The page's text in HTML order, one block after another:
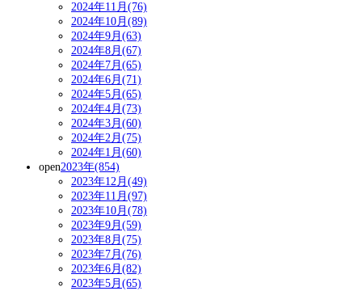
2024年11月(76)
2024年10月(89)
2024年9月(63)
2024年8月(67)
2024年7月(65)
2024年6月(71)
2024年5月(65)
2024年4月(73)
2024年3月(60)
2024年2月(75)
2024年1月(60)
open2023年(854)
2023年12月(49)
2023年11月(97)
2023年10月(78)
2023年9月(59)
2023年8月(75)
2023年7月(76)
2023年6月(82)
2023年5月(65)